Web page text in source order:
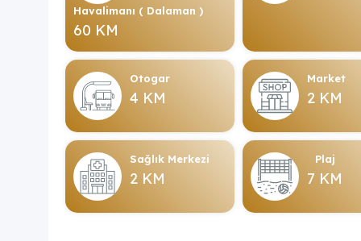
Havalimanı ( Dalaman )
60 KM
Otogar
4 KM
Market
2 KM
Sağlık Merkezi
2 KM
Plaj
7 KM